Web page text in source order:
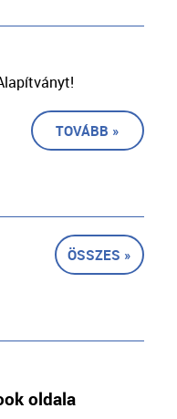
TOVÁBB »
ÖSSZES »
oldala